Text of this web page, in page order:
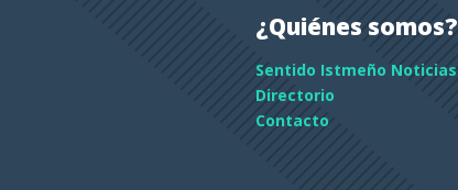
¿Quiénes somos?
Sentido Istmeño Noticias
Directorio
Contacto